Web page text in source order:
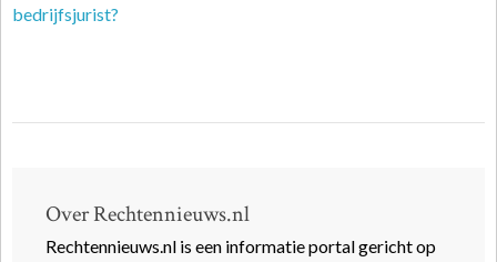
bedrijfsjurist?
Over Rechtennieuws.nl
Rechtennieuws.nl is een informatie portal gericht op